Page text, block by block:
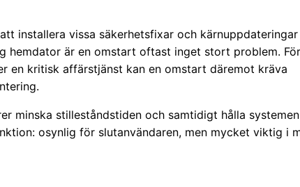
installera vissa säkerhetsfixar och
hemdator är en omstart oftast inget stort problem.
en kritisk affärstjänst kan en omstart däremot kräva
minska stilleståndstiden och samtidigt hålla systemen
osynlig för slutanvändaren, men mycket viktig i